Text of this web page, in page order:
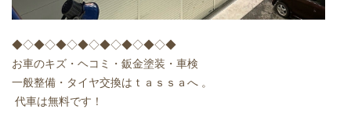
◆◇◆◇◆◇◆◇◆◇◆◇◆◇◆
お車のキズ・ヘコミ・鈑金塗装・車検
一般整備・タイヤ交換はｔａｓｓａへ 。
代車は無料です！